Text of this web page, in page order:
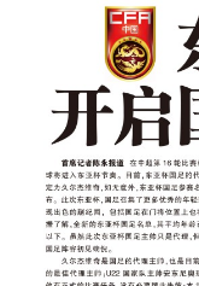
东亚杯 开
在中超第16轮
新疆·喀什
6月24日到30
足球资本爆
里昂因违反法